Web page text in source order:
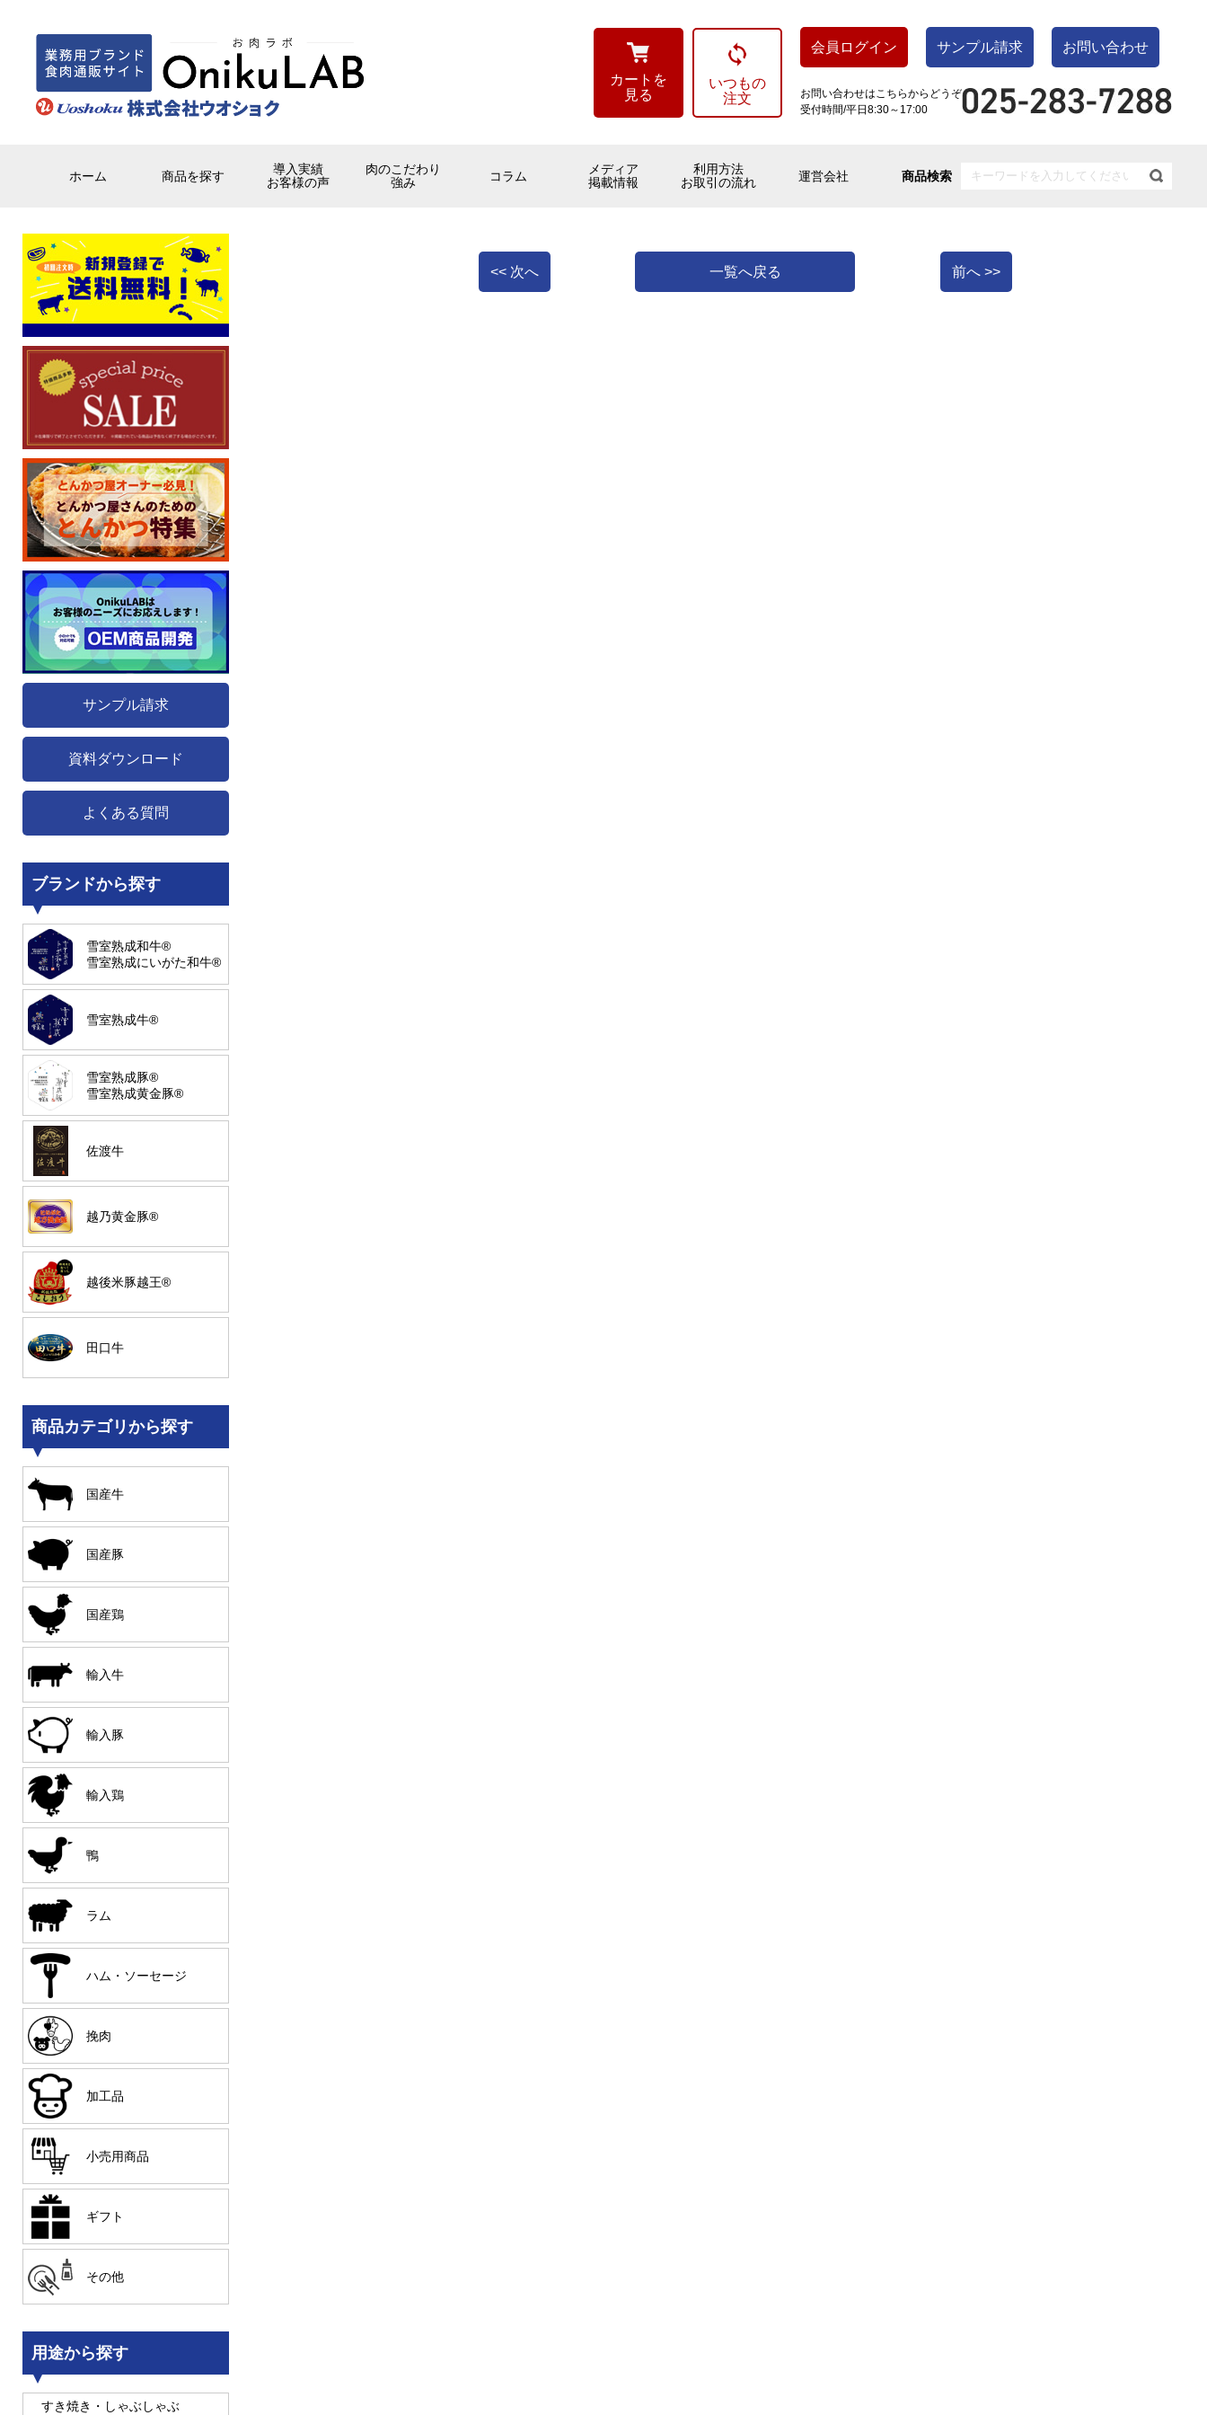
カートを
見る
いつもの
注文
会員ログイン サンプル請求 お問い合わせ
お問い合わせはこちらからどうぞ
受付時間/平日8:30～17:00
ホーム 商品を探す
導入実績
お客様の声
肉のこだわり
強み
コラム
メディア
掲載情報
利用方法
お取引の流れ
運営会社 商品検索
<< 次へ 一覧へ戻る 前へ >>
サンプル請求
資料ダウンロード
よくある質問
ブランドから探す
雪室熟成和牛®
雪室熟成にいがた和牛®
雪室熟成牛®
雪室熟成豚®
雪室熟成黄金豚®
佐渡牛
越乃黄金豚®
越後米豚越王®
田口牛
商品カテゴリから探す
国産牛
国産豚
国産鶏
輸入牛
輸入豚
輸入鶏
鴨
ラム
ハム・ソーセージ
挽肉
加工品
小売用商品
ギフト
その他
用途から探す
すき焼き・しゃぶしゃぶ